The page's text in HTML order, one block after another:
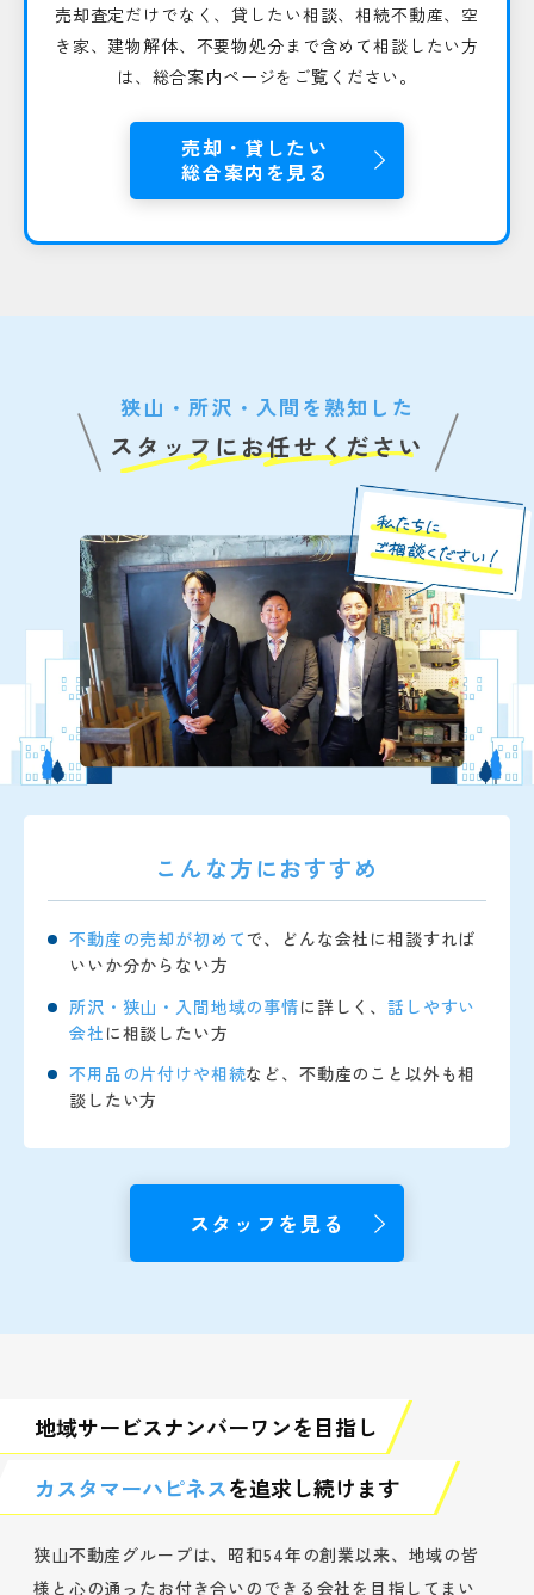
売却査定だけでなく、貸したい相談、相続不動産、空
き家、建物解体、不要物処分まで含めて相談したい方
は、総合案内ページをご覧ください。
売却・貸したい
総合案内を見る
狭山・所沢・入間を熟知した
スタッフにお任せください
こんな方におすすめ
不動産の売却が初めてで、どんな会社に相談すれば
いいか分からない方
所沢・狭山・入間地域の事情に詳しく、話しやすい
会社 に相談したい方
不用品の片付けや相続など、不動産のこと以外も相
談したい方
スタッフを見る
地域サービスナンバーワンを目指し
カスタマーハピネスを追求し続けます
狭山不動産グループは、昭和54年の創業以来、地域の皆
様と心の通ったお付き合いのできる会社を目指してまい